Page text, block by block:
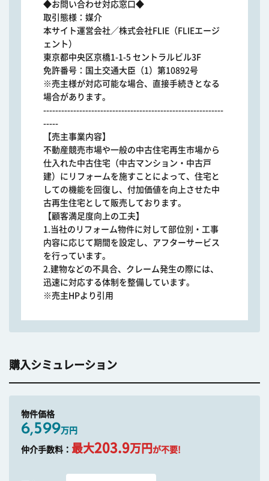
◆お問い合わせ対応窓口◆
取引態様：媒介
本サイト運営会社／株式会社FLIE（FLIEエージ
ェント）
東京都中央区京橋1-1-5 セントラルビル3F
免許番号：国土交通大臣（1）第10892号
※売主様が対応可能な場合、直接手続きとなる
場合があります。
------------------------------------------------------------
-----
【売主事業内容】
不動産競売市場や一般の中古住宅再生市場から
仕入れた中古住宅（中古マンション・中古戸
建）にリフォームを施すことによって、住宅と
しての機能を回復し、付加価値を向上させた中
古再生住宅として販売しております。
【顧客満足度向上の工夫】
1.当社のリフォーム物件に対して部位別・工事
内容に応じて期間を設定し、アフターサービス
を行っています。
2.建物などの不具合、クレーム発生の際には、
迅速に対応する体制を整備しています。
※売主HPより引用
購入シミュレーション
物件価格
6,599万円
仲介手数料： 最大203.9万円 が不要!